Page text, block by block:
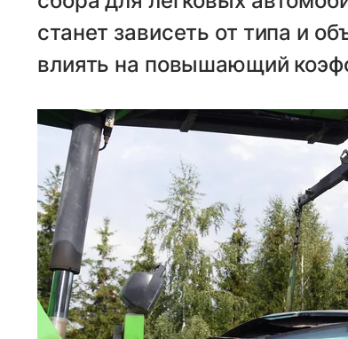
станет зависеть от типа и
влиять на повышающий